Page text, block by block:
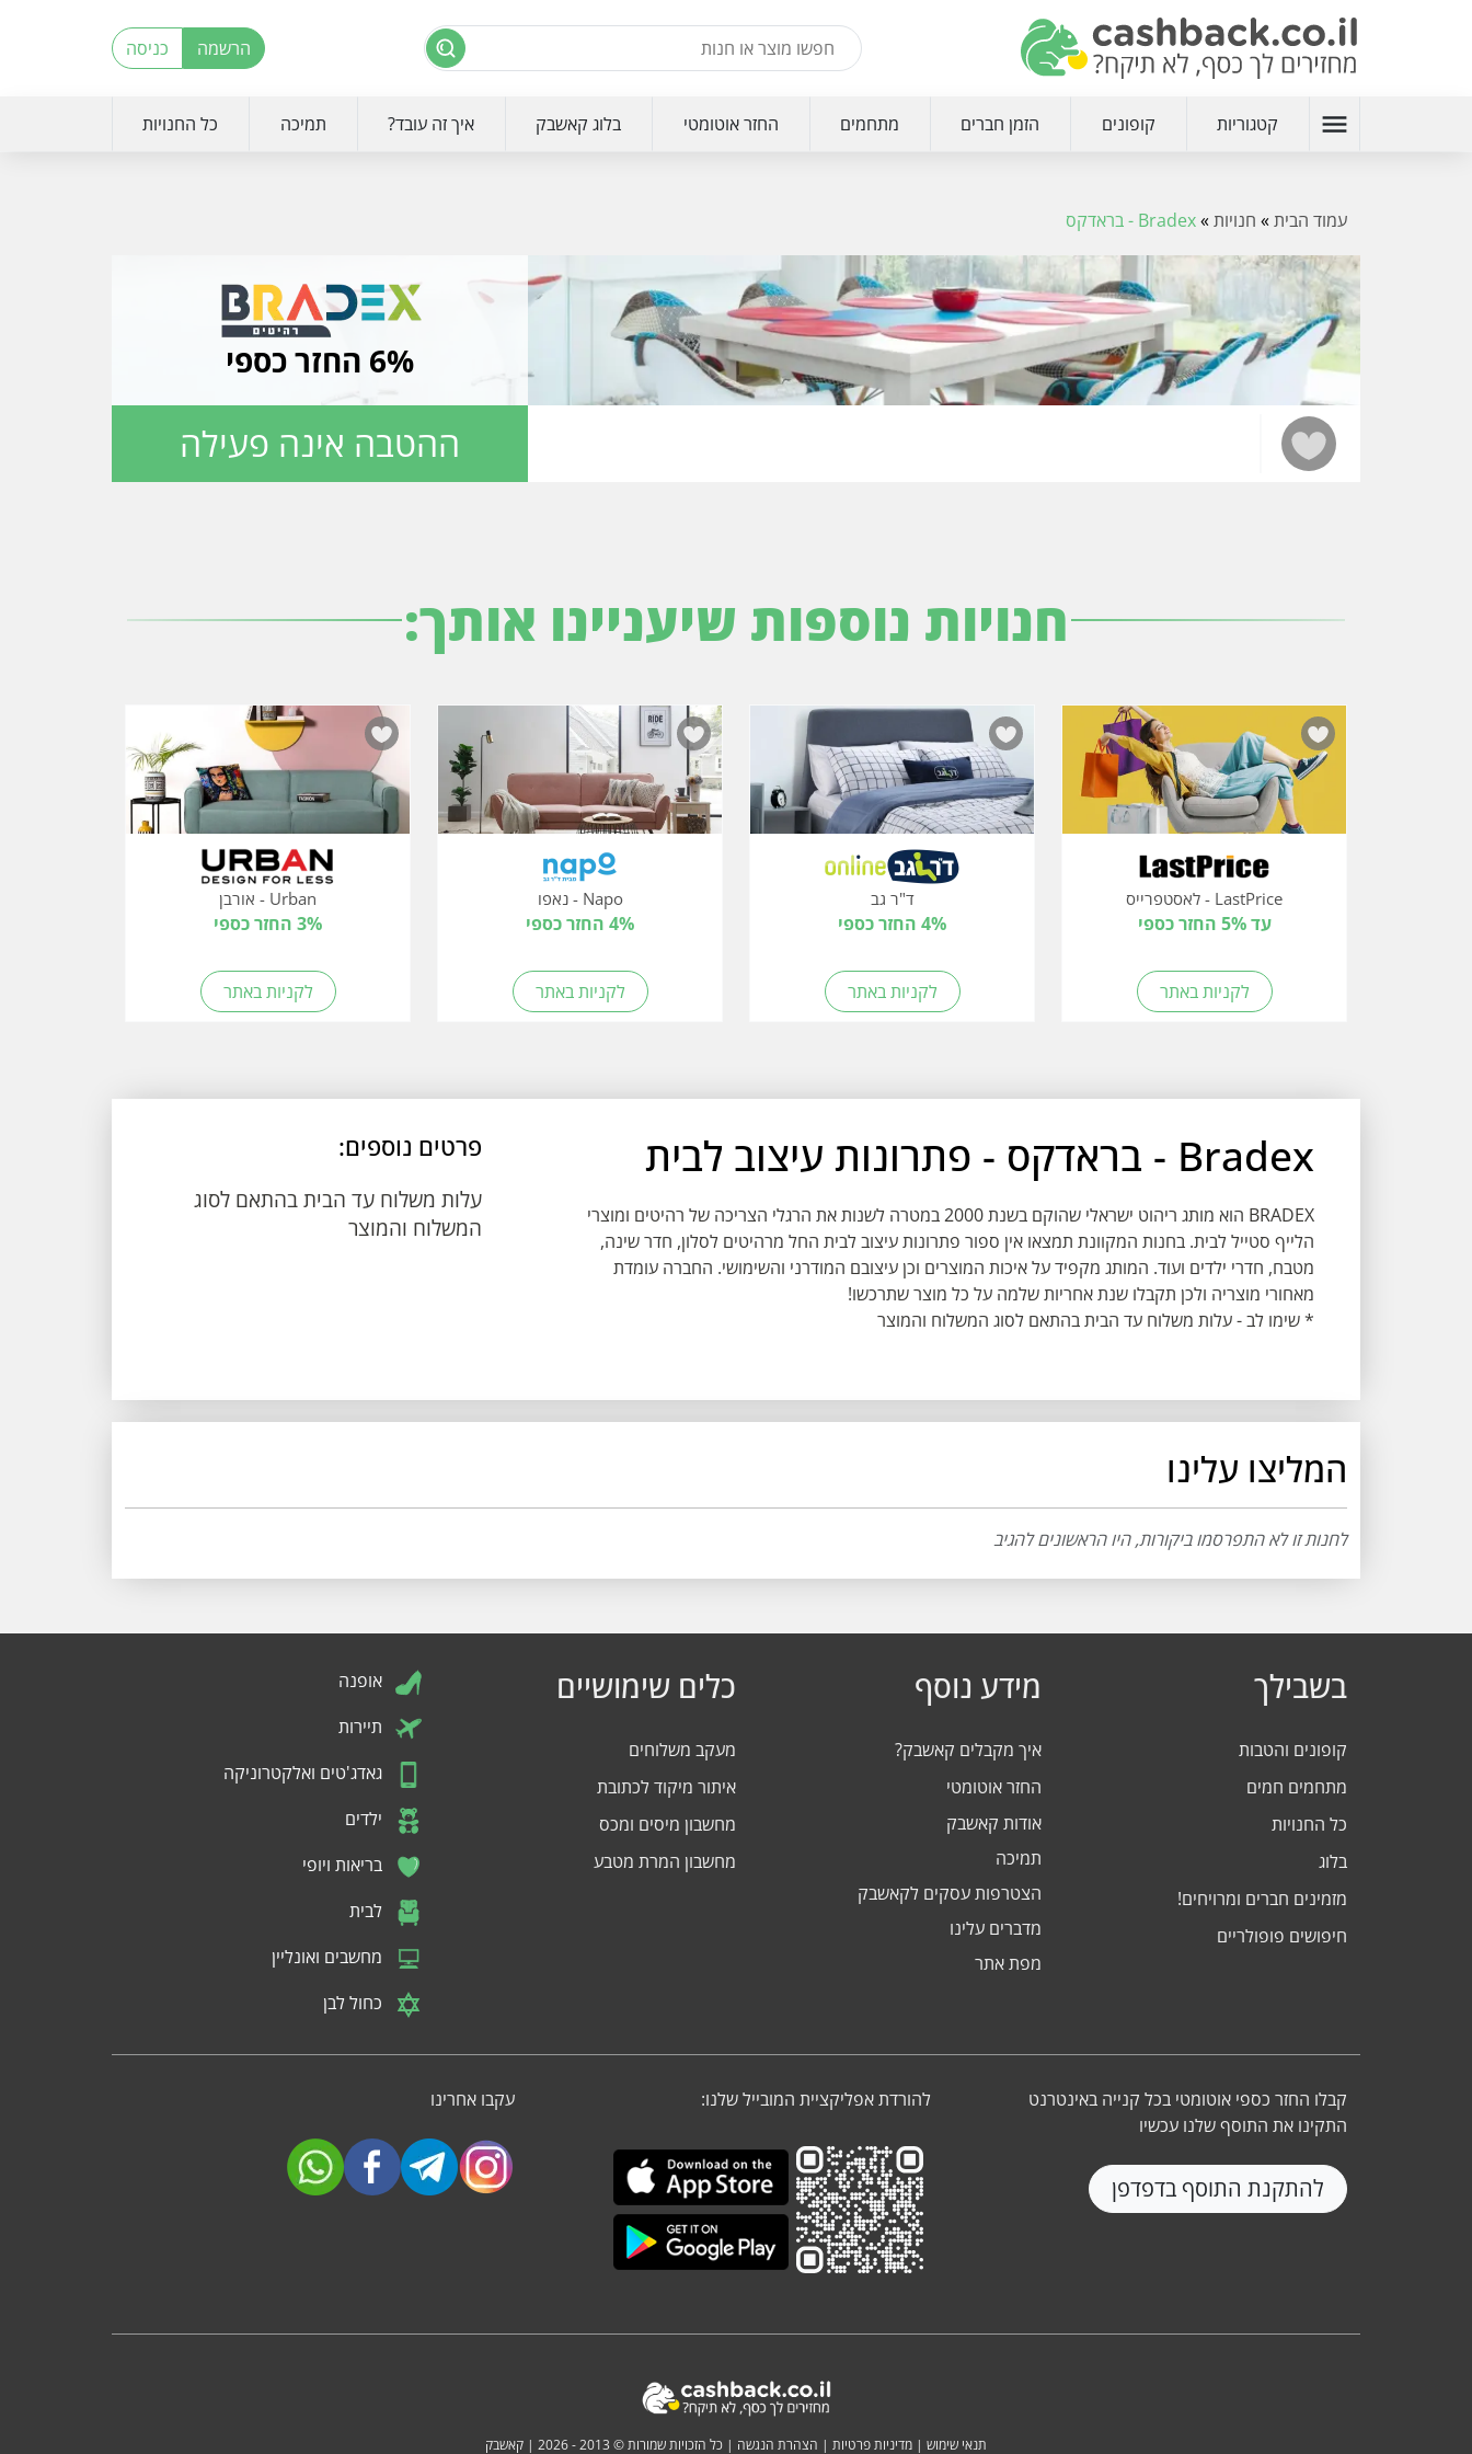
הרשמה כניסה
menu קטגוריות קופונים הזמן חברים מתחמים החזר אוטומטי בלוג קאשבק איך זה עובד? תמיכה כל החנויות
עמוד הבית» חנויות»Bradex - בראדקס
6% החזר כספי
ההטבה אינה פעילה
חנויות נוספות שיעניינו אותך:
LastPrice - לאסטפרייס
עד 5% החזר כספי
לקניות באתר
ד"ר גב
4% החזר כספי
לקניות באתר
Napo - נאפו
4% החזר כספי
לקניות באתר
Urban - אורבן
3% החזר כספי
לקניות באתר
Bradex - בראדקס - פתרונות עיצוב לבית
BRADEX הוא מותג ריהוט ישראלי שהוקם בשנת 2000 במטרה לשנות את הרגלי הצריכה של רהיטים ומוצרי
הלייף סטייל לבית. בחנות המקוונת תמצאו אין ספור פתרונות עיצוב לבית החל מרהיטים לסלון, חדר שינה,
מטבח, חדרי ילדים ועוד. המותג מקפיד על איכות המוצרים וכן עיצובם המודרני והשימושי. החברה עומדת
מאחורי מוצריה ולכן תקבלו שנת אחריות שלמה על כל מוצר שתרכשו!
* שימו לב - עלות משלוח עד הבית בהתאם לסוג המשלוח והמוצר
פרטים נוספים:
עלות משלוח עד הבית בהתאם לסוג
המשלוח והמוצר
המליצו עלינו
לחנות זו לא התפרסמו ביקורות, היו הראשונים להגיב
בשבילך
קופונים והטבות
מתחמים חמים
כל החנויות
בלוג
מזמינים חברים ומרויחים!
חיפושים פופולריים
מידע נוסף
איך מקבלים קאשבק?
החזר אוטומטי
אודות קאשבק
תמיכה
הצטרפות עסקים לקאשבק
מדברים עלינו
מפת אתר
כלים שימושיים
מעקב משלוחים
איתור מיקוד לכתובת
מחשבון מיסים ומכס
מחשבון המרת מטבע
אופנה
תיירות
גאדג'טים ואלקטרוניקה
ילדים
בריאות ויופי
לבית
מחשבים ואונליין
כחול לבן
קבלו החזר כספי אוטומטי בכל קנייה באינטרנט
התקינו את התוסף שלנו עכשיו
להתקנת התוסף בדפדפן
להורדת אפליקציית המובייל שלנו: עקבו אחרינו
תנאי שימוש | מדיניות פרטיות | הצהרת הנגשה | כל הזכויות שמורות © 2013 - 2026 | קאשבק